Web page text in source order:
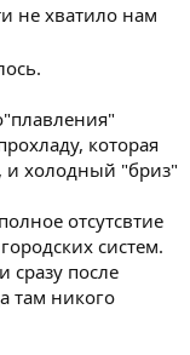
не хватило нам
которая
и холодный "бриз"
отсутсвтие
систем.
сразу после
там никого